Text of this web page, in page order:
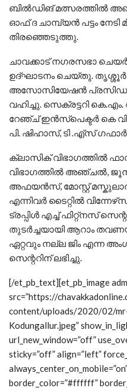
ബിൽഡിങ് മത്സരത്തിൽ
ഓഫ് ദ ചാമ്പ്യൻ പട്ടം
തിരഞ്ഞെടുത്തു.
ചാവക്കാട് നഗരസഭാ
ഉദ്ഘാടനം ചെയ്തു.
അസോസിയേഷൻ
വഹിച്ചു. സെക്രട്ടറി
റേഞ്ച് ഇൻസ്‌പെക്ടർ കെ
പി. ഷിഹാസ്, ടി .എ്‌സ്
ക്ലാസിക് വിഭാഗത്തിൽ
വിഭാഗത്തിൽ അഞ്ചൽ,
അഫയൻസ്, മോസ്റ്റ്‌
എന്നിവർ ടൈറ്റിൽ
ട്രപ്പിൾ എച്ച് ഫിറ്റ്നസ്
തുടർച്ചയായി ആറാം
ഏറ്റവും നല്ല ജിം എന്ന
സെന്ററിന് ലഭിച്ചു.
[/et_pb_text][et_pb_image
src=”https://
content/uploads/2020/02/
Kodungallur.jpeg”
url_new_window=”off”
sticky=”off” align=”left”
border_color=”#ffffff”